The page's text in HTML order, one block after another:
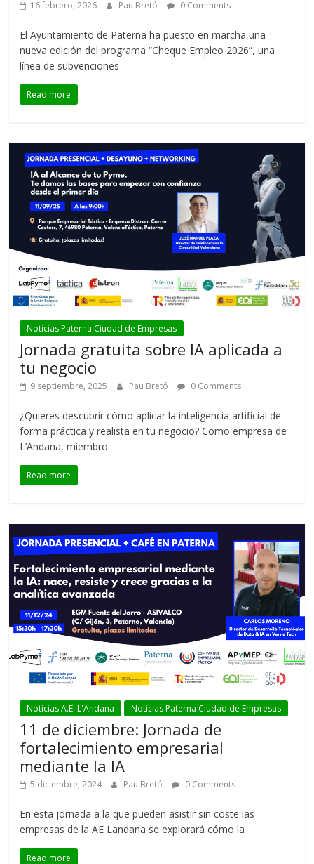
16 febrero, 2026 Pau Bretó 0 Comments
El Ayuntamiento de Paterna ha puesto en marcha una
nueva edición del programa “Cheque Empleo 2026”, una
línea de subvenciones
Read more
Noticias Paterna Ciudad de Empresas
Jornada gratuita sobre IA aplicada a
tu negocio
9 septiembre, 2025 Pau Bretó 0 Comments
¿Quieres descubrir cómo aplicar la inteligencia artificial de
forma práctica y realista en tu negocio? Como empresa de
L’Andana, miembro
Read more
Noticias A.E. L'Andana Noticias Paterna Ciudad de Empresas
11 de diciembre: Jornada de
fortalecimiento empresarial
mediante la IA
5 diciembre, 2024 Pau Bretó 0 Comments
En esta jornada a la que pueden asistir sin coste las
empresas de la AE Landana se explorará cómo la
Read more